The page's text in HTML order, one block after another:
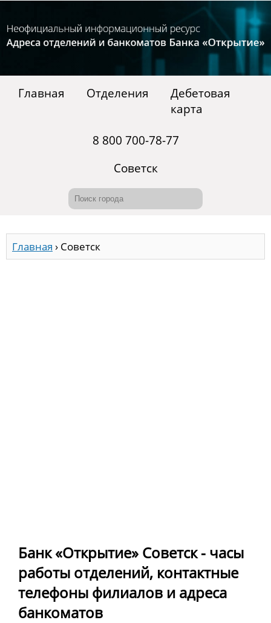
Главная Отделения
Дебетовая
карта
8 800 700-78-77
Советск
Главная › Советск
Банк «Открытие» Советск - часы
работы отделений, контактные
телефоны филиалов и адреса
банкоматов